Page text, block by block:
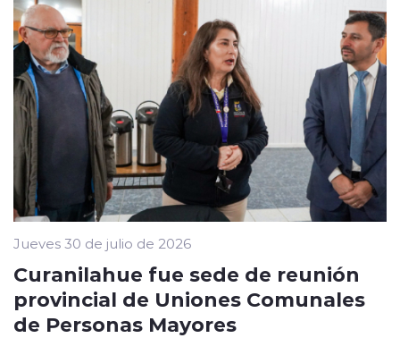
Jueves 30 de julio de 2026
Curanilahue fue sede de reunión
provincial de Uniones Comunales
de Personas Mayores